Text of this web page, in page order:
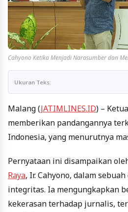
Cahyono Ketika Menjadi Narasumber dan
Ukuran Teks:
Malang (JATIMLINES.ID) –
memberikan pandangannya
Indonesia, yang menurutnya
Pernyataan ini disampaikan
Raya, Ir. Cahyono, dalam
integritas. Ia mengungkapkan
kekerasan terhadap jurnalis,